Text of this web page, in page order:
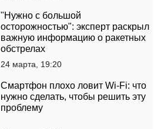
"Нужно с большой
осторожностью": эксперт раскрыл
важную информацию о ракетных
обстрелах
24 марта, 19:20
Смартфон плохо ловит Wi-Fi: что
нужно сделать, чтобы решить эту
проблему